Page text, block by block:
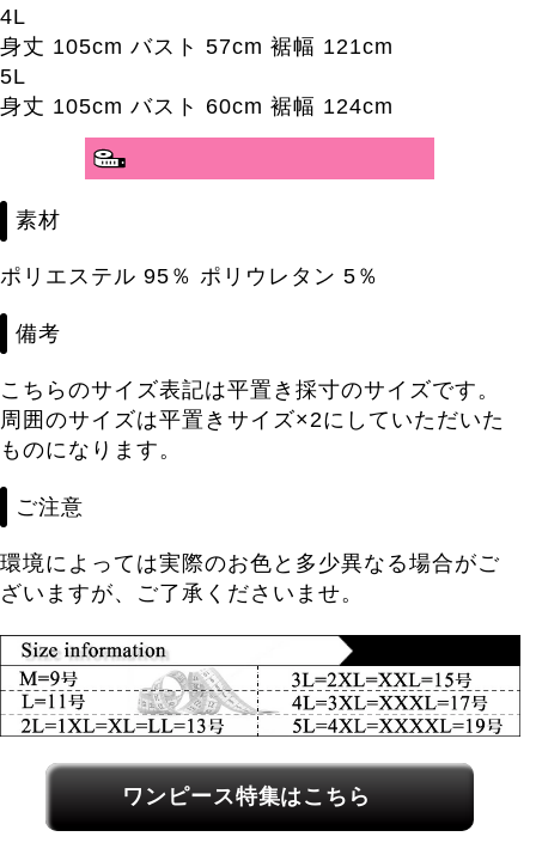
4L
身丈 105cm バスト 57cm 裾幅 121cm
5L
身丈 105cm バスト 60cm 裾幅 124cm
分かりやすいサイズガイド>>
素材
ポリエステル 95％ ポリウレタン 5％
備考
こちらのサイズ表記は平置き採寸のサイズです。
周囲のサイズは平置きサイズ×2にしていただいた
ものになります。
ご注意
環境によっては実際のお色と多少異なる場合がご
ざいますが、ご了承くださいませ。
関連カテゴリーへのリンク
ワンピース特集はこちら